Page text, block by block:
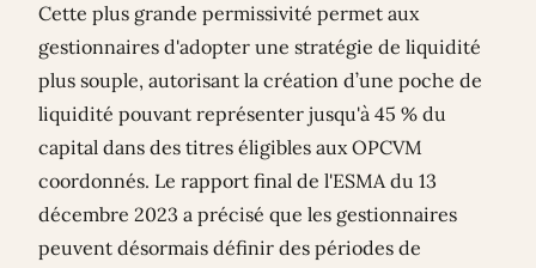
Cette plus grande permissivité permet aux
gestionnaires d'adopter une stratégie de liquidité
plus souple, autorisant la création d’une poche de
liquidité pouvant représenter jusqu'à 45 % du
capital dans des titres éligibles aux OPCVM
coordonnés. Le rapport final de l'ESMA du 13
décembre 2023 a précisé que les gestionnaires
peuvent désormais définir des périodes de